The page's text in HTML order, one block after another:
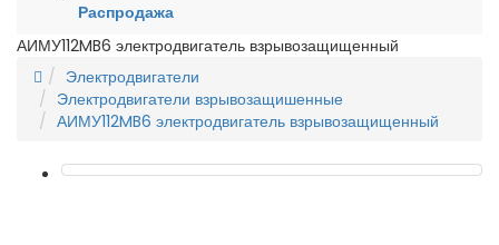
Распродажа
АИМУ112MB6 электродвигатель взрывозащищенный
Электродвигатели
Электродвигатели взрывозащишенные
АИМУ112MB6 электродвигатель взрывозащищенный